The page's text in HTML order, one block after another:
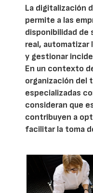
La digitalización
permite a las
disponibilidad de
real, automatizar
y gestionar
En un contexto
organización del
especializadas
consideran que
contribuyen a
facilitar la toma